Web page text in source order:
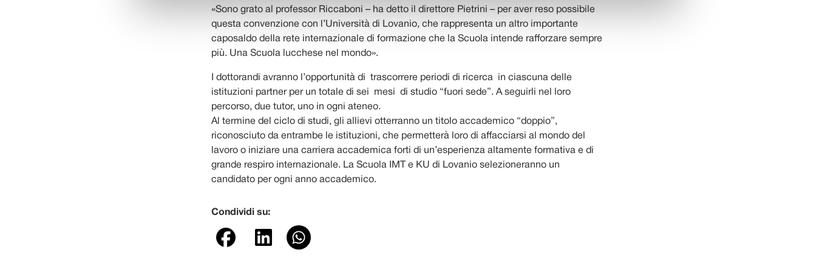
«Sono grato al professor Riccaboni – ha detto il direttore Pietrini – per aver reso possibile
questa convenzione con l’Università di Lovanio, che rappresenta un altro importante
caposaldo della rete internazionale di formazione che la Scuola intende rafforzare sempre
più. Una Scuola lucchese nel mondo».
I dottorandi avranno l’opportunità di trascorrere periodi di ricerca in ciascuna delle
istituzioni partner per un totale di sei mesi di studio “fuori sede”. A seguirli nel loro
percorso, due tutor, uno in ogni ateneo.
Al termine del ciclo di studi, gli allievi otterranno un titolo accademico “doppio”,
riconosciuto da entrambe le istituzioni, che permetterà loro di affacciarsi al mondo del
lavoro o iniziare una carriera accademica forti di un’esperienza altamente formativa e di
grande respiro internazionale. La Scuola IMT e KU di Lovanio selezioneranno un
candidato per ogni anno accademico.
Condividi su: